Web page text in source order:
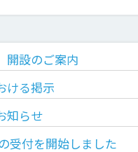
開設のご案内
ける掲示
知らせ
受付を開始しました